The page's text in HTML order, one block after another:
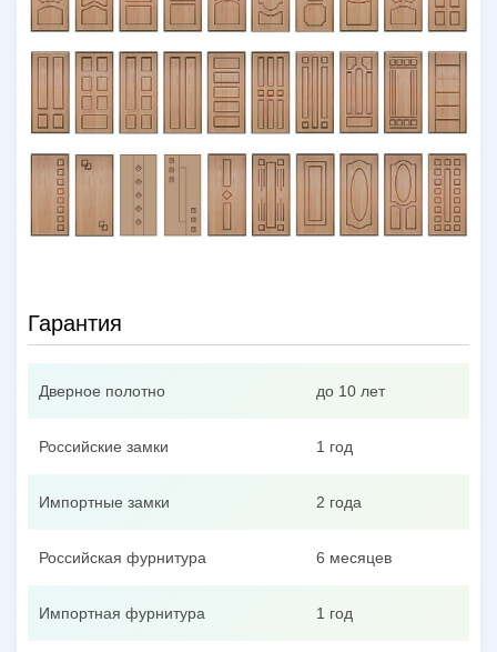
Гарантия
Дверное полотно до 10 лет
Российские замки 1 год
Импортные замки 2 года
Российская фурнитура 6 месяцев
Импортная фурнитура 1 год